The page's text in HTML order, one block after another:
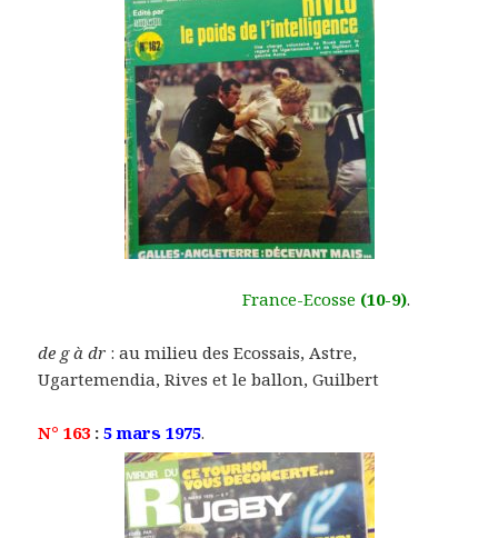
France-Ecosse (10-9).
de g à dr : au milieu des Ecossais, Astre,
Ugartemendia, Rives et le ballon, Guilbert
N° 163 :5 mars 1975.